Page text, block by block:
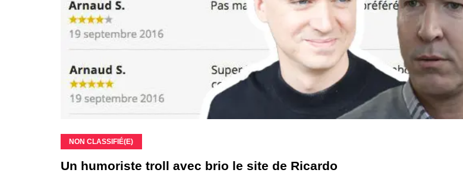
NON CLASSIFIÉ(E)
Un humoriste troll avec brio le site de Ricardo